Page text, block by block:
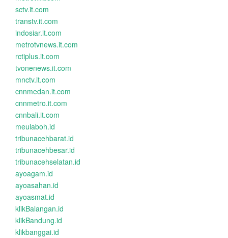
sctv.it.com
transtv.it.com
indosiar.it.com
metrotvnews.it.com
rctiplus.it.com
tvonenews.it.com
mnctv.it.com
cnnmedan.it.com
cnnmetro.it.com
cnnbali.it.com
meulaboh.id
tribunacehbarat.id
tribunacehbesar.id
tribunacehselatan.id
ayoagam.id
ayoasahan.id
ayoasmat.id
klikBalangan.id
klikBandung.id
klikbanggai.id